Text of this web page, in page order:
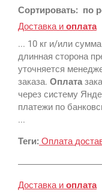
Сортировать: по
Доставка и оплата
... 10 кг и/или
длинная сторона
уточняется
заказа. Оплата
через систему
платежи по
...
Теги: Оплата
Доставка и оплата
Google
Яндекс
Вконтакте
SEO
SMM
Регистрация